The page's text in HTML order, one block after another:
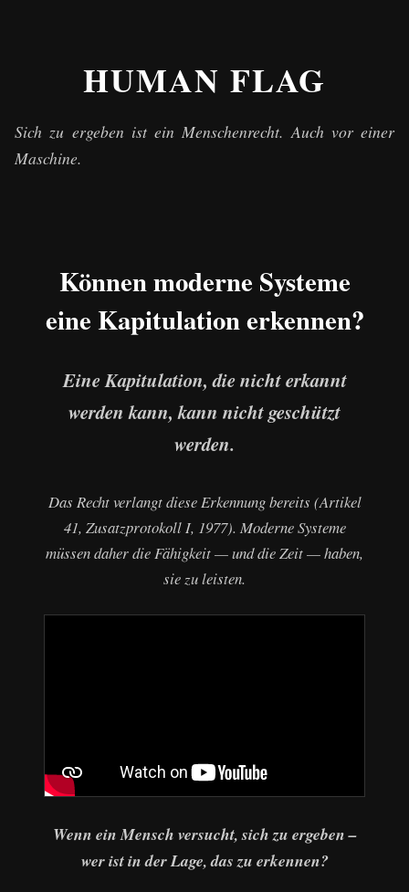
HUMAN FLAG
Sich zu ergeben ist ein Menschenrecht. Auch vor einer
Maschine.
Können moderne Systeme
eine Kapitulation erkennen?
Eine Kapitulation, die nicht erkannt
werden kann, kann nicht geschützt
werden.
Das Recht verlangt diese Erkennung bereits (Artikel
41, Zusatzprotokoll I, 1977). Moderne Systeme
müssen daher die Fähigkeit — und die Zeit — haben,
sie zu leisten.
Wenn ein Mensch versucht, sich zu ergeben –
wer ist in der Lage, das zu erkennen?